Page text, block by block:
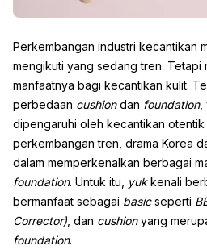
Perkembangan industri kecantikan
mengikuti yang sedang tren. Tetapi
manfaatnya bagi kecantikan kulit.
perbedaan cushiondan foundation,
dipengaruhi oleh kecantikan otentik
perkembangan tren, drama Korea
dalam memperkenalkan berbagai
foundation. Untuk itu, yukkenali
bermanfaat sebagai basicseperti
Corrector) , dan cushionyang
foundation.